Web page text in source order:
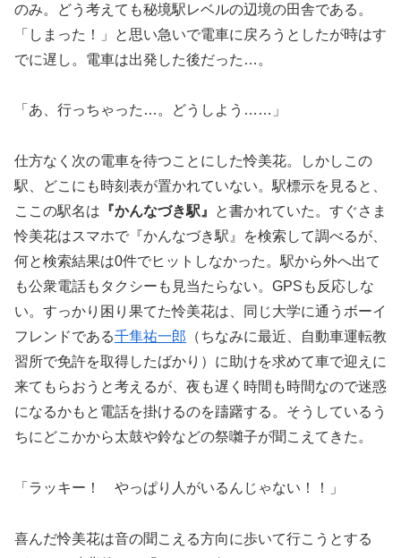
のみ。どう考えても秘境駅レベルの辺境の田舎である。
「しまった！」と思い急いで電車に戻ろうとしたが時はす
でに遅し。電車は出発した後だった…。
「あ、行っちゃった…。どうしよう……」
仕方なく次の電車を待つことにした怜美花。しかしこの
駅、どこにも時刻表が置かれていない。駅標示を見ると、
ここの駅名は 『かんなづき駅』
と書かれていた。すぐさま
怜美花はスマホで『かんなづき駅』を検索して調べるが、
何と検索結果は0件でヒットしなかった。駅から外へ出て
も公衆電話もタクシーも見当たらない。GPSも反応しな
い。すっかり困り果てた怜美花は、同じ大学に通うボーイ
フレンドである千隼祐一郎 （ちなみに最近、自動車運転教
習所で免許を取得したばかり ）に助けを求めて車で迎えに
来てもらおうと考えるが、夜も遅く時間も時間なので迷惑
になるかもと電話を掛けるのを躊躇する。そうしているう
ちにどこかから太鼓や鈴などの祭囃子が聞こえてきた。
「ラッキー！ やっぱり人がいるんじゃない！！」
喜んだ怜美花は音の聞こえる方向に歩いて行こうとする